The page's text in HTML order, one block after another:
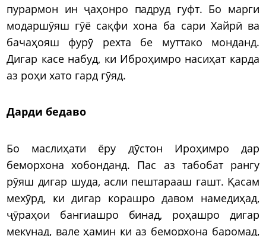
пурармон ин ҷаҳонро падруд гуфт. Бо марги
модаршӯяш гӯё сақфи хона ба сари Хайрӣ ва
бачаҳояш фурӯ рехта бе муттако монданд.
Дигар касе набуд, ки Иброҳимро насиҳат карда
аз роҳи хато гард гӯяд.
Дарди бедаво
Бо маслиҳати ёру дӯстон Ироҳимро дар
беморхона хобонданд. Пас аз табобат рангу
рӯяш дигар шуда, асли пештарааш гашт. Қасам
мехӯрд, ки дигар корашро давом намедиҳад,
ҷӯраҳои бангиашро бинад, роҳашро дигар
мекунад, вале ҳамин ки аз беморхона баромад,